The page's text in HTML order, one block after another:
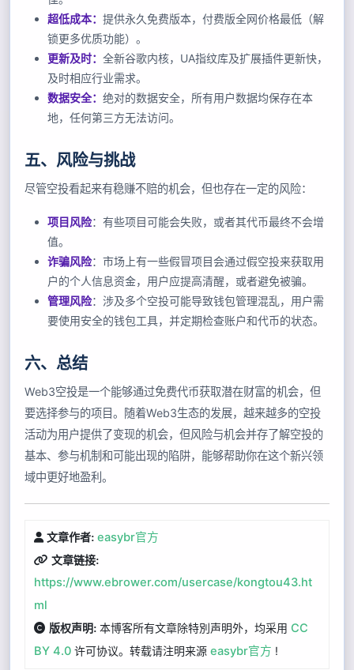
超低成本： 提供永久免费版本，付费版全网价格最低（解
锁更多优质功能）。
更新及时： 全新谷歌内核，UA指纹库及扩展插件更新快，
及时相应行业需求。
数据安全： 绝对的数据安全，所有用户数据均保存在本
地，任何第三方无法访问。
五、风险与挑战
尽管空投看起来有稳赚不赔的机会，但也存在一定的风险：
项目风险：有些项目可能会失败，或者其代币最终不会增
值。
诈骗风险：市场上有一些假冒项目会通过假空投来获取用
户的个人信息资金，用户应提高清醒，或者避免被骗。
管理风险：涉及多个空投可能导致钱包管理混乱，用户需
要使用安全的钱包工具，并定期检查账户和代币的状态。
六、总结
Web3空投是一个能够通过免费代币获取潜在财富的机会，但
要选择参与的项目。随着Web3生态的发展，越来越多的空投
活动为用户提供了变现的机会，但风险与机会并存了解空投的
基本、参与机制和可能出现的陷阱，能够帮助你在这个新兴领
域中更好地盈利。
文章作者: easybr官方
文章链接:
https://www.ebrower.com/usercase/kongtou43.ht
ml
版权声明: 本博客所有文章除特別声明外，均采用CC
BY 4.0 许可协议。转载请注明来源easybr官方 !